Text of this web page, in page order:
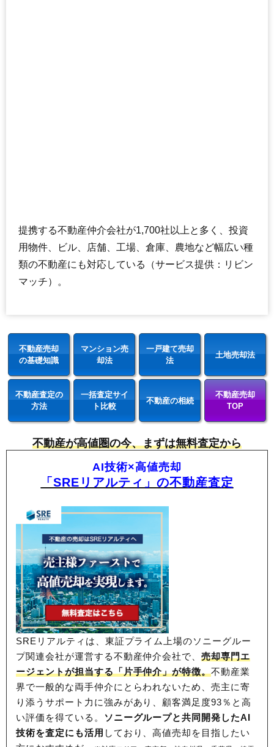
提携する不動産仲介会社が1,700社以上と多く、投資
用物件、ビル、店舗、工場、倉庫、農地など幅広い種
類の不動産にも対応している（サービス提供：リビン
マッチ）。
不動産売却
の基礎知識
マンション売
却法
一戸建て売却
法
土地売却法
不動産査定の
方法
一括査定サイ
ト比較
不動産の相続
不動産売却
TOP
不動産が高値圏の今、まずは無料査定から
AI技術×高値売却
「SREリアルティ」の不動産査定
SREリアルティは、東証プライム上場のソニーグルー
プ関連会社が運営する不動産仲介会社で、売却専門エ
ージェントが担当する「片手仲介」が特徴。不動産業
界で一般的な両手仲介にとらわれないため、売主に寄
り添うサポート力に強みがあり、顧客満足度93％と高
い評価を得ている。 ソニーグループと共同開発したAI
技術を査定にも活用 しており、高値売却を目指したい